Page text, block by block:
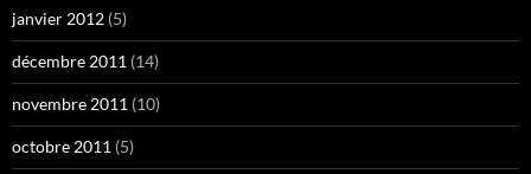
janvier 2012 (5)
décembre 2011 (14)
novembre 2011 (10)
octobre 2011 (5)